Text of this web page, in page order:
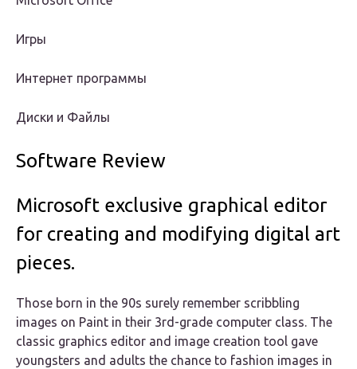
Игры
Интернет программы
Диски и Файлы
Software Review
Microsoft exclusive graphical editor
for creating and modifying digital art
pieces.
Those born in the 90s surely remember scribbling
images on Paint in their 3rd-grade computer class. The
classic graphics editor and image creation tool gave
youngsters and adults the chance to fashion images in